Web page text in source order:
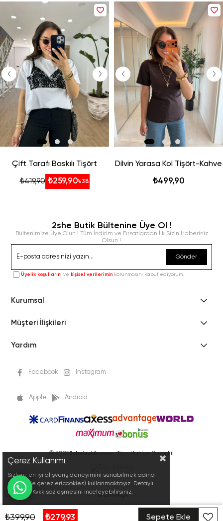
Çift Tarafı Baskılı Tişört
%38
₺259,90
₺419,90
Dilvin Yarasa Kol Tişört-Kahve
₺499,90
2she Butik Bültenine Üye Ol !
Bültenimize Üye Olun ! Tüm İndirim ve Fırsatlardan İlk Sizin Haberiniz
Olsun !
Gönder
Üyelik koşullarını ve kişisel verilerimin korunmasını kabul ediyorum.
Kurumsal
Müşteri İlişkileri
Yardım
Facebook Instagram
Apple Android
© 20252shebutik.com- Tüm Hakları Saklıdır.
Çerez Kullanımı
Sizlere en iyi alışveriş deneyimini sunabilmek adına
sitemizde çerezler(cookies) kullanmaktayız. Detaylı
bilgi için Kvkk sözleşmesini inceleyebilirsiniz.
₺399,90 ₺279,93